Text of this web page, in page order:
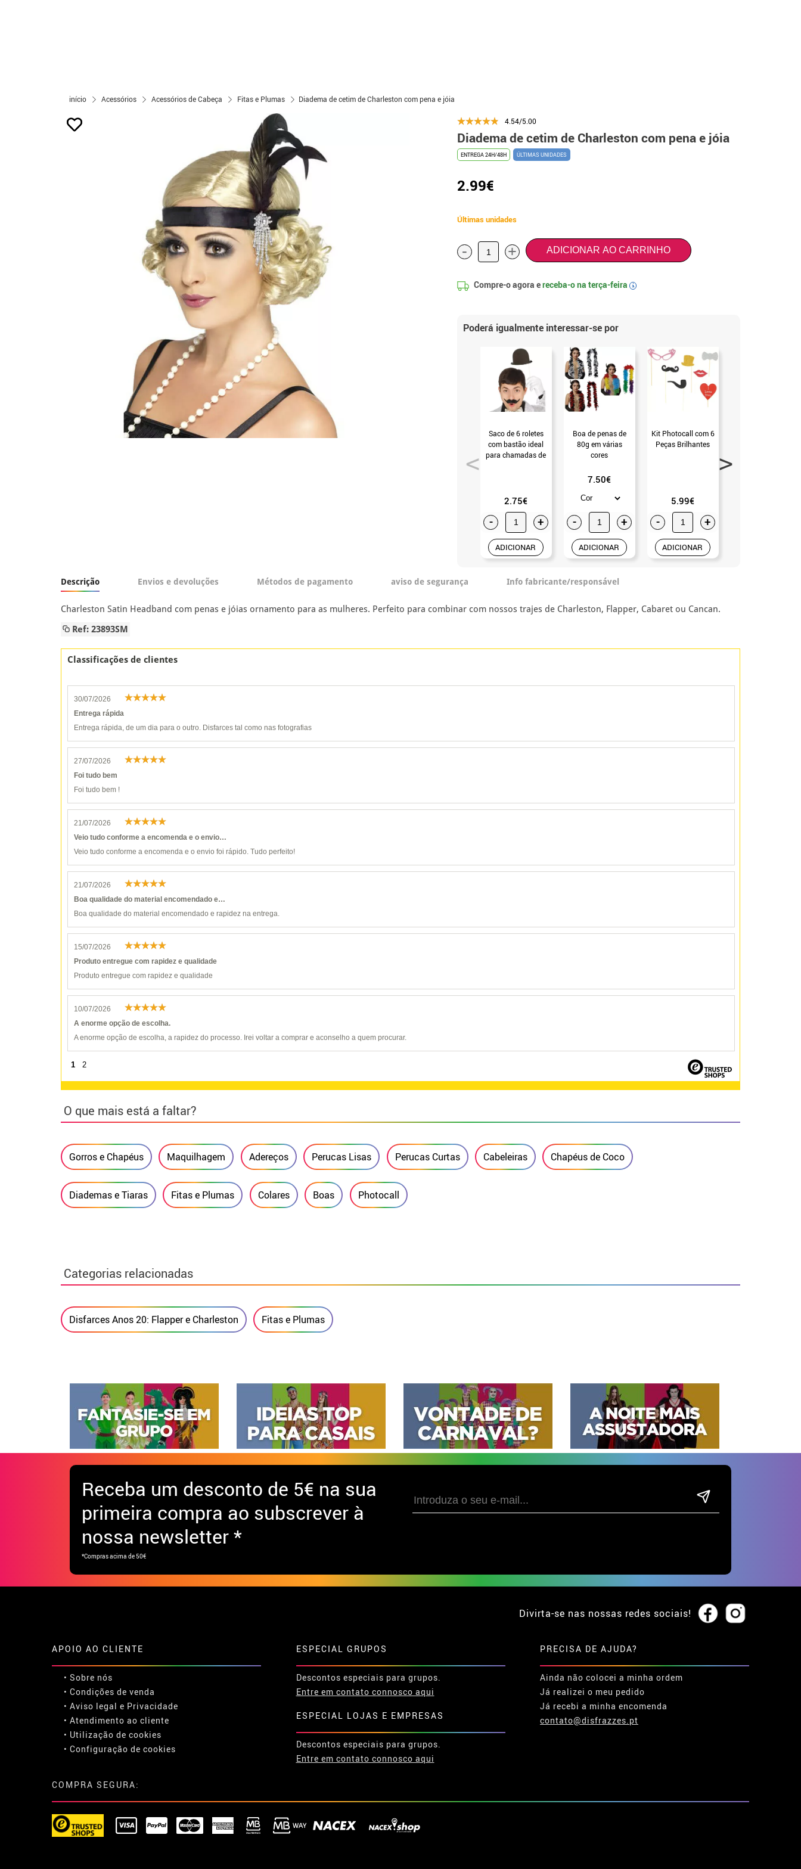
início Acessórios Acessórios de Cabeça Fitas e Plumas Diadema de cetim de Charleston com pena e jóia
4.54/5.00
Diadema de cetim de Charleston com pena e jóia
ENTREGA 24H/48H ÚLTIMAS UNIDADES
2.99€
Últimas unidades
- + ADICIONAR AO CARRINHO
Compre-o agora ereceba-o na terça-feira i
Poderá igualmente interessar-se por
Saco de 6 roletes
com bastão ideal
para chamadas de
2.75€
- +
ADICIONAR
Boa de penas de
80g em várias
cores
7.50€
- +
ADICIONAR
Kit Photocall com 6
Peças Brilhantes
5.99€
- +
ADICIONAR
Descrição Envios e devoluções Métodos de pagamento aviso de segurança Info fabricante/responsável
Charleston Satin Headband com penas e jóias ornamento para as mulheres. Perfeito para combinar com nossos trajes de Charleston, Flapper, Cabaret ou Cancan.
Ref: 23893SM
Classificações de clientes
30/07/2026
Entrega rápida
Entrega rápida, de um dia para o outro. Disfarces tal como nas fotografias
27/07/2026
Foi tudo bem
Foi tudo bem !
21/07/2026
Veio tudo conforme a encomenda e o envio…
Veio tudo conforme a encomenda e o envio foi rápido. Tudo perfeito!
21/07/2026
Boa qualidade do material encomendado e…
Boa qualidade do material encomendado e rapidez na entrega.
15/07/2026
Produto entregue com rapidez e qualidade
Produto entregue com rapidez e qualidade
10/07/2026
A enorme opção de escolha.
A enorme opção de escolha, a rapidez do processo. Irei voltar a comprar e aconselho a quem procurar.
1 2
O que mais está a faltar?
Gorros e Chapéus Maquilhagem Adereços Perucas Lisas Perucas Curtas Cabeleiras Chapéus de Coco
Diademas e Tiaras Fitas e Plumas Colares Boas Photocall
Categorias relacionadas
Disfarces Anos 20: Flapper e Charleston Fitas e Plumas
Receba um desconto de 5€ na sua
primeira compra ao subscrever à
nossa newsletter *
*Compras acima de 50€
Divirta-se nas nossas redes sociais!
APOIO AO CLIENTE
• Sobre nós
• Condições de venda
• Aviso legal e Privacidade
• Atendimento ao cliente
• Utilização de cookies
• Configuração de cookies
ESPECIAL GRUPOS
Descontos especiais para grupos.
Entre em contato connosco aqui
ESPECIAL LOJAS E EMPRESAS
Descontos especiais para grupos.
Entre em contato connosco aqui
PRECISA DE AJUDA?
Ainda não colocei a minha ordem
Já realizei o meu pedido
Já recebi a minha encomenda
contato@disfrazzes.pt
COMPRA SEGURA: